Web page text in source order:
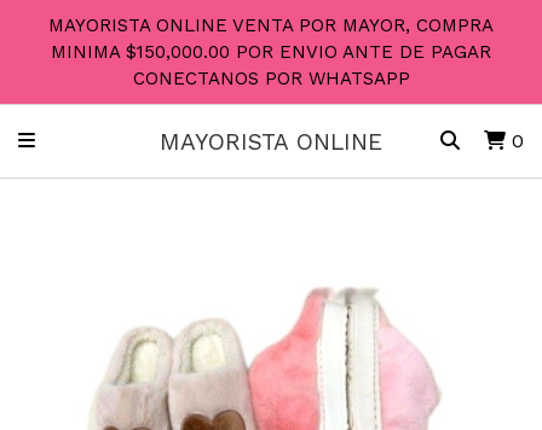
MAYORISTA ONLINE VENTA POR MAYOR, COMPRA
MINIMA $150,000.00 POR ENVIO ANTE DE PAGAR
CONECTANOS POR WHATSAPP
MAYORISTA ONLINE 0